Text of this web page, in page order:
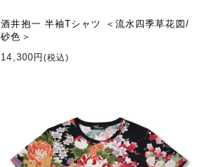
酒井抱一 半袖Tシャツ ＜流水四季草花図/
砂色＞
14,300円(税込)